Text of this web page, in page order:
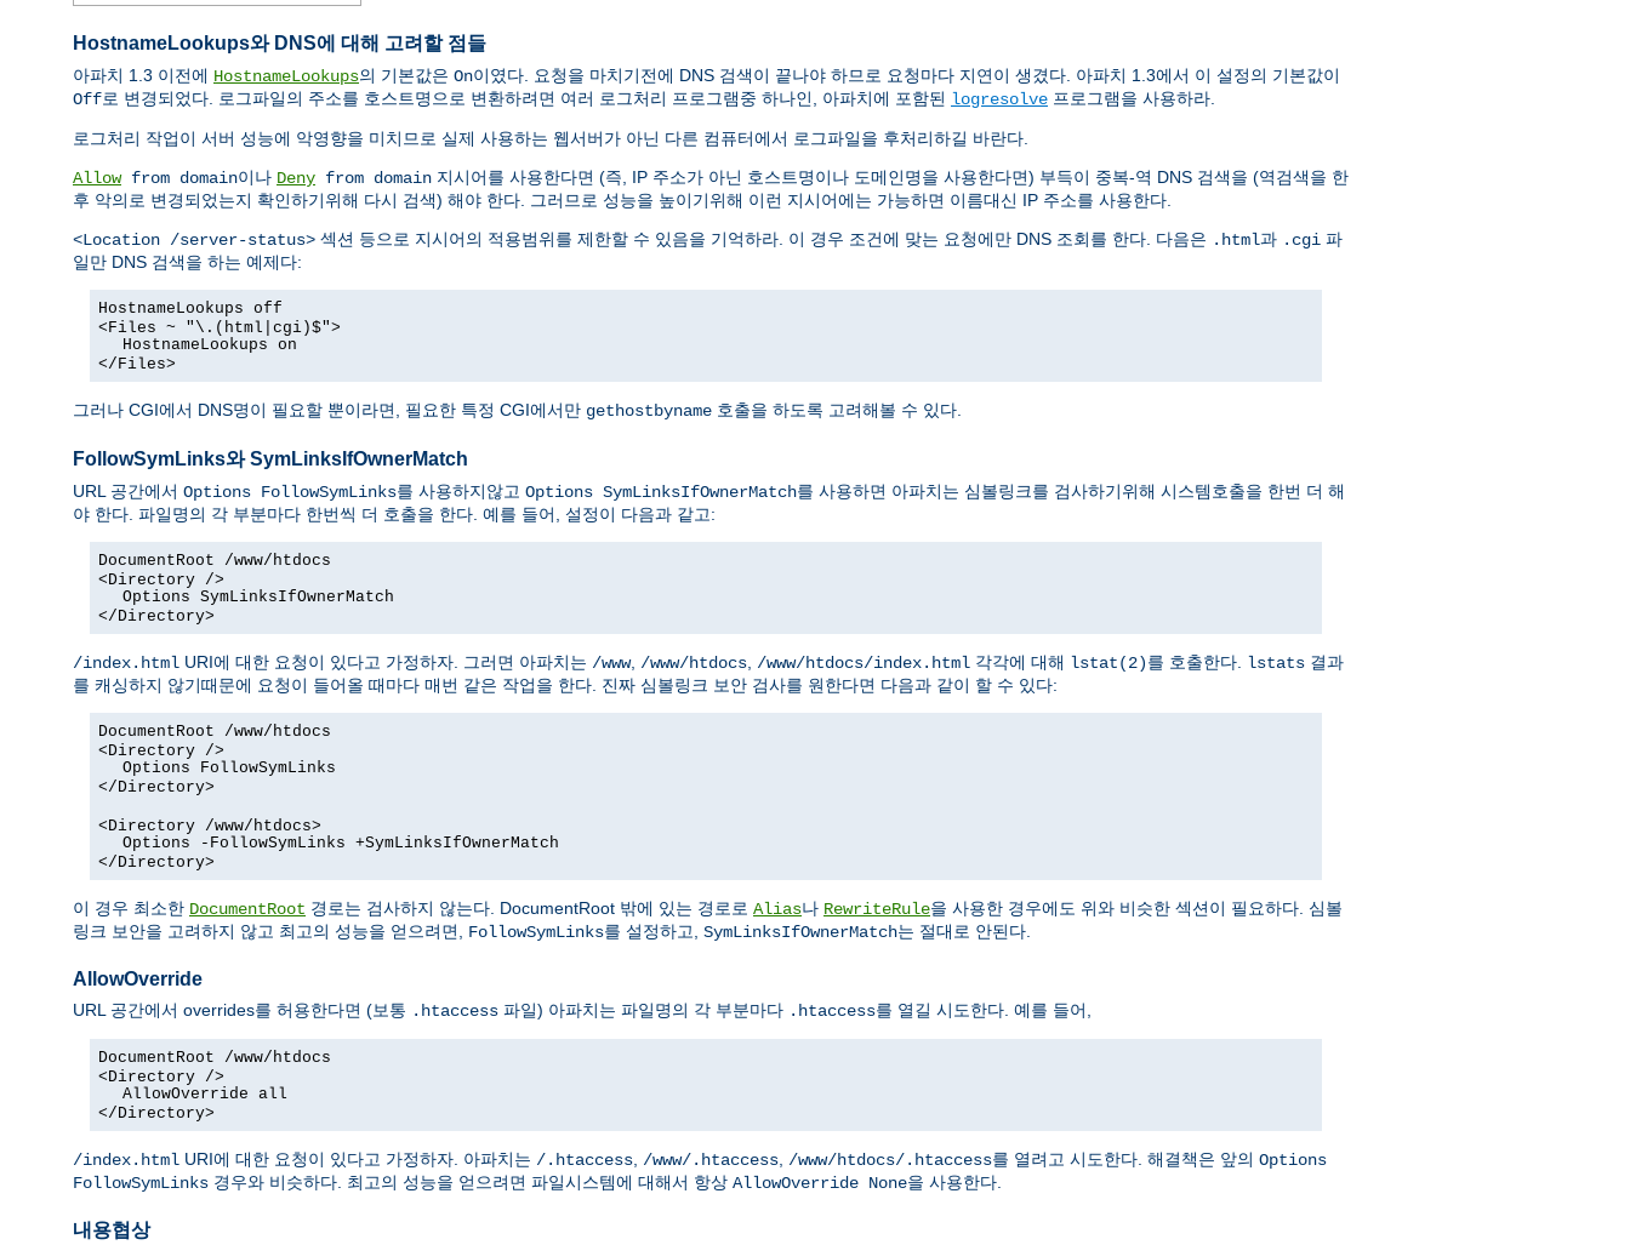
HostnameLookups와 DNS에 대해 고려할 점들
아파치 1.3 이전에 HostnameLookups의 기본값은 On이였다. 요청을 마치기전에 DNS 검색이 끝나야 하므로 요청마다 지연이 생겼다. 아파치 1.3에서 이 설정의 기본값이
Off로 변경되었다. 로그파일의 주소를 호스트명으로 변환하려면 여러 로그처리 프로그램중 하나인, 아파치에 포함된 logresolve 프로그램을 사용하라.
로그처리 작업이 서버 성능에 악영향을 미치므로 실제 사용하는 웹서버가 아닌 다른 컴퓨터에서 로그파일을 후처리하길 바란다.
Allowfrom domain이나 Deny from domain 지시어를 사용한다면 (즉, IP 주소가 아닌 호스트명이나 도메인명을 사용한다면) 부득이 중복-역 DNS 검색을 (역검색을 한
후 악의로 변경되었는지 확인하기위해 다시 검색) 해야 한다. 그러므로 성능을 높이기위해 이런 지시어에는 가능하면 이름대신 IP 주소를 사용한다.
<Location /server-status> 섹션 등으로 지시어의 적용범위를 제한할 수 있음을 기억하라. 이 경우 조건에 맞는 요청에만 DNS 조회를 한다. 다음은 .html과 .cgi 파
일만 DNS 검색을 하는 예제다:
HostnameLookups off
<Files ~ "\.(html|cgi)$">
HostnameLookups on
</Files>
그러나 CGI에서 DNS명이 필요할 뿐이라면, 필요한 특정 CGI에서만 gethostbyname 호출을 하도록 고려해볼 수 있다.
FollowSymLinks와 SymLinksIfOwnerMatch
URL 공간에서 Options FollowSymLinks를 사용하지않고 Options SymLinksIfOwnerMatch를 사용하면 아파치는 심볼링크를 검사하기위해 시스템호출을 한번 더 해
야 한다. 파일명의 각 부분마다 한번씩 더 호출을 한다. 예를 들어, 설정이 다음과 같고:
DocumentRoot /www/htdocs
<Directory />
Options SymLinksIfOwnerMatch
</Directory>
/index.html URI에 대한 요청이 있다고 가정하자. 그러면 아파치는 /www, /www/htdocs, /www/htdocs/index.html 각각에 대해 lstat(2)를 호출한다. lstats 결과
를 캐싱하지 않기때문에 요청이 들어올 때마다 매번 같은 작업을 한다. 진짜 심볼링크 보안 검사를 원한다면 다음과 같이 할 수 있다:
DocumentRoot /www/htdocs
<Directory />
Options FollowSymLinks
</Directory>
<Directory /www/htdocs>
Options -FollowSymLinks +SymLinksIfOwnerMatch
</Directory>
이 경우 최소한 DocumentRoot 경로는 검사하지 않는다. DocumentRoot 밖에 있는 경로로 Alias나 RewriteRule을 사용한 경우에도 위와 비슷한 섹션이 필요하다. 심볼
링크 보안을 고려하지 않고 최고의 성능을 얻으려면, FollowSymLinks를 설정하고, SymLinksIfOwnerMatch는 절대로 안된다.
AllowOverride
URL 공간에서 overrides를 허용한다면 (보통 .htaccess 파일) 아파치는 파일명의 각 부분마다 .htaccess를 열길 시도한다. 예를 들어,
DocumentRoot /www/htdocs
<Directory />
AllowOverride all
</Directory>
/index.html URI에 대한 요청이 있다고 가정하자. 아파치는 /.htaccess /www/.htaccess /www/htdocs/.htaccess를 열려고 시도한다. 해결책은 앞의 Options
FollowSymLinks 경우와 비슷하다. 최고의 성능을 얻으려면 파일시스템에 대해서 항상 AllowOverride None을 사용한다.
내용협상